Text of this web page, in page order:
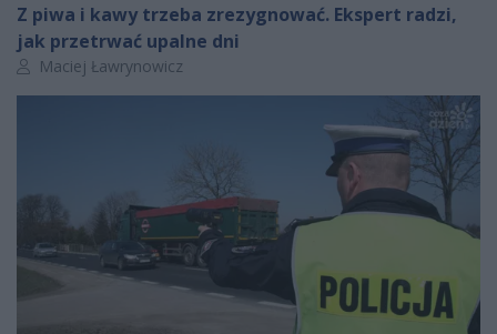
Z piwa i kawy trzeba zrezygnować. Ekspert radzi,
jak przetrwać upalne dni
Autor artykułu:
Maciej Ławrynowicz